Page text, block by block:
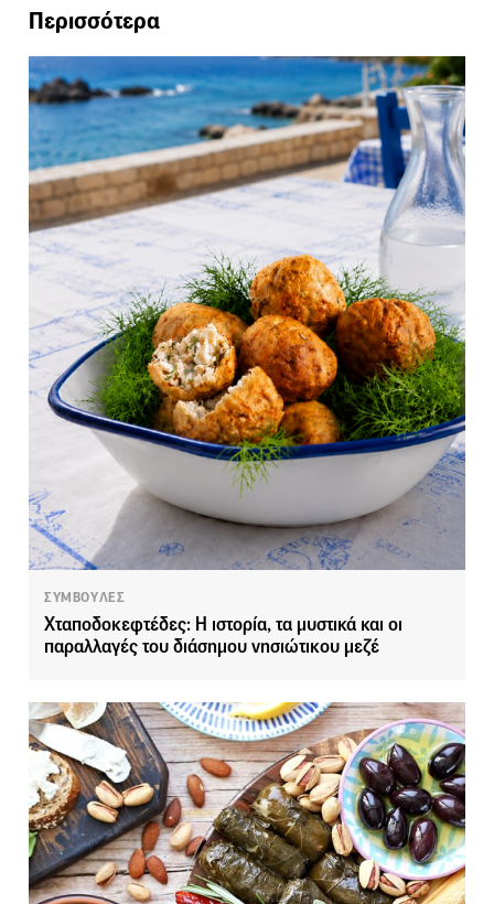
Περισσότερα
ΣΥΜΒΟΥΛΕΣ
Χταποδοκεφτέδες: Η ιστορία, τα μυστικά και οι
παραλλαγές του διάσημου νησιώτικου μεζέ